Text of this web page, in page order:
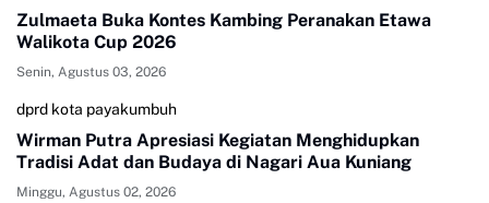
Zulmaeta Buka Kontes Kambing Peranakan Etawa
Walikota Cup 2026
Senin, Agustus 03, 2026
dprd kota payakumbuh
Wirman Putra Apresiasi Kegiatan Menghidupkan
Tradisi Adat dan Budaya di Nagari Aua Kuniang
Minggu, Agustus 02, 2026